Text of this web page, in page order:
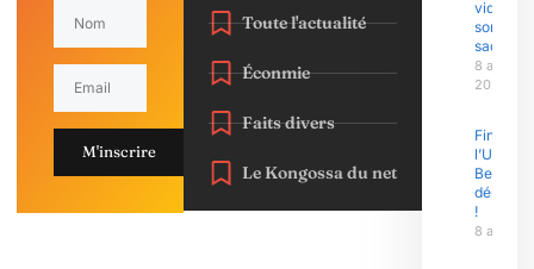
M'inscrire
Toute l'actualité
Éconmie
Faits divers
Le Kongossa du net
vide
son
sac
8 août
2026
Finasu
Bertoua
!
8 août